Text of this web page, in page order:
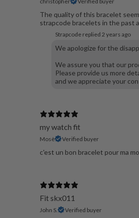
The quality of this bracelet
strapcode bracelets in the past
Strapcode replied 2 years ago
We apologize for the
We assure you that our
Please provide us more
and we appreciate your
my watch fit
Mosè Verified buyer
c'est un bon bracelet pour ma
Fit skx011
John S. Verified buyer